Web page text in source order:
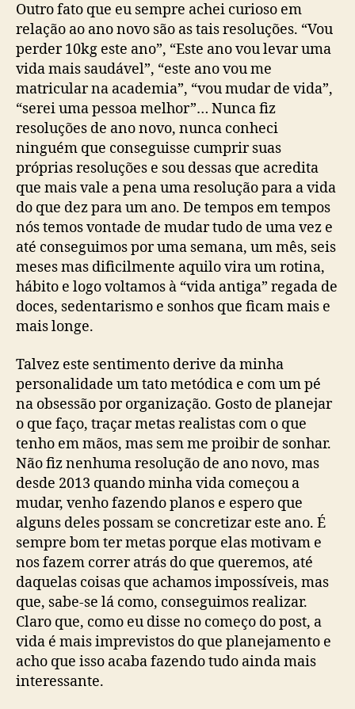
Outro fato que eu sempre achei curioso em
relação ao ano novo são as tais resoluções. “Vou
perder 10kg este ano”, “Este ano vou levar uma
vida mais saudável”, “este ano vou me
matricular na academia”, “vou mudar de vida”,
“serei uma pessoa melhor”… Nunca fiz
resoluções de ano novo, nunca conheci
ninguém que conseguisse cumprir suas
próprias resoluções e sou dessas que acredita
que mais vale a pena uma resolução para a vida
do que dez para um ano. De tempos em tempos
nós temos vontade de mudar tudo de uma vez e
até conseguimos por uma semana, um mês, seis
meses mas dificilmente aquilo vira um rotina,
hábito e logo voltamos à “vida antiga” regada de
doces, sedentarismo e sonhos que ficam mais e
mais longe.
Talvez este sentimento derive da minha
personalidade um tato metódica e com um pé
na obsessão por organização. Gosto de planejar
o que faço, traçar metas realistas com o que
tenho em mãos, mas sem me proibir de sonhar.
Não fiz nenhuma resolução de ano novo, mas
desde 2013 quando minha vida começou a
mudar, venho fazendo planos e espero que
alguns deles possam se concretizar este ano. É
sempre bom ter metas porque elas motivam e
nos fazem correr atrás do que queremos, até
daquelas coisas que achamos impossíveis, mas
que, sabe-se lá como, conseguimos realizar.
Claro que, como eu disse no começo do post, a
vida é mais imprevistos do que planejamento e
acho que isso acaba fazendo tudo ainda mais
interessante.